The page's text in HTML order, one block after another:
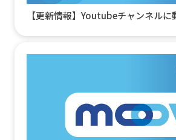
【更新情報】Youtubeチャンネルに